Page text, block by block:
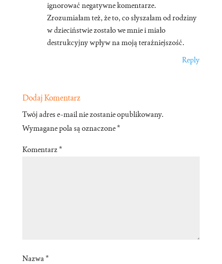
ignorować negatywne komentarze.
Zrozumiałam też, że to, co słyszałam od rodziny
w dzieciństwie zostało we mnie i miało
destrukcyjny wpływ na moją teraźniejszość.
Reply
Dodaj Komentarz
Twój adres e-mail nie zostanie opublikowany.
Wymagane pola są oznaczone*
Komentarz*
Nazwa *